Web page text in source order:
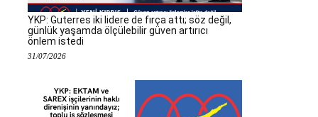
YKP: Guterres iki lidere de fırça attı; söz değil,
günlük yaşamda ölçülebilir güven artırıcı
önlem istedi
31/07/2026